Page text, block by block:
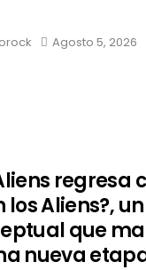
Agosto 5, 2026
regresa
los Aliens?, un
que
nueva